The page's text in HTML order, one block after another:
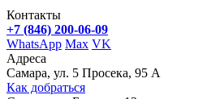
Контакты
+7 (846) 200-06-09
WhatsApp Max VK
Адреса
Самара, ул. 5 Просека, 95 А
Как добраться